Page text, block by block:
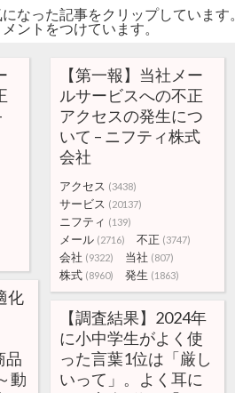
なった記事をクリップしていま
ントをつけています。
【第一報】当社メー
ルサービスへの不正
アクセスの発生につ
いて – ニフティ株式
会社
アクセス (3438)
サービス (20137)
ニフティ (139)
メール (2716) 不正 (3747)
会社 (9322) 当社 (807)
株式 (8960) 発生 (1863)
化
品
動
【調査結果】2024年
に小中学生がよく使
った言葉1位は「厳し
いって」。よく耳に